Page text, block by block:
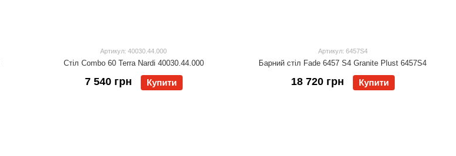
Артикул: 40030.44.000
Стіл Combo 60 Terra Nardi 40030.44.000
7 540 грн Купити
Артикул: 6457S4
Барний стіл Fade 6457 S4 Granite Plust 6457S4
18 720 грн Купити